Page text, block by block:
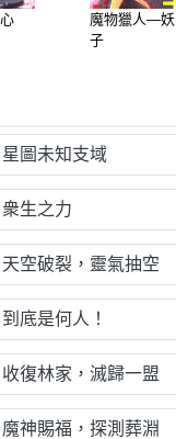
魔物獵人—妖
子
圖未知支域
生之力
空破裂，靈氣抽空
底是何人！
復林家，滅歸一盟
神賜福，探測葬淵